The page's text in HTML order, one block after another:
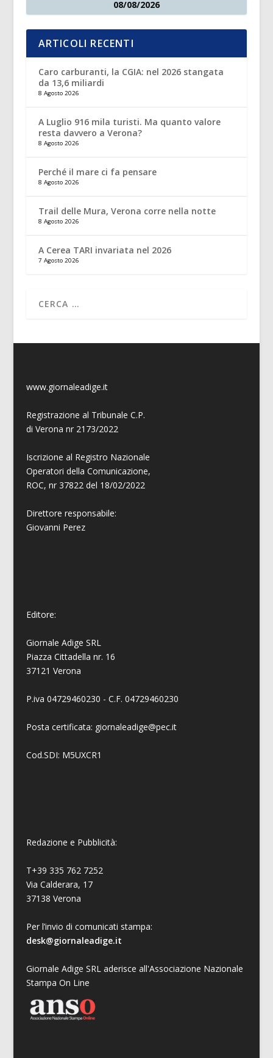
08/08/2026
ARTICOLI RECENTI
Caro carburanti, la CGIA: nel 2026 stangata
da 13,6 miliardi
8 Agosto 2026
A Luglio 916 mila turisti. Ma quanto valore
resta davvero a Verona?
8 Agosto 2026
Perché il mare ci fa pensare
8 Agosto 2026
Trail delle Mura, Verona corre nella notte
8 Agosto 2026
A Cerea TARI invariata nel 2026
7 Agosto 2026
www.giornaleadige.it
Registrazione al Tribunale C.P.
di Verona nr 2173/2022
Iscrizione al Registro Nazionale
Operatori della Comunicazione,
ROC, nr 37822 del 18/02/2022
Direttore responsabile:
Giovanni Perez
Editore:
Giornale Adige SRL
Piazza Cittadella nr. 16
37121 Verona
P.iva 04729460230 - C.F. 04729460230
Posta certificata: giornaleadige@pec.it
Cod.SDI: M5UXCR1
Redazione e Pubblicità:
T+39 335 762 7252
Via Calderara, 17
37138 Verona
Per l’invio di comunicati stampa:
desk@giornaleadige.it
Giornale Adige SRL aderisce all'Associazione Nazionale
Stampa On Line